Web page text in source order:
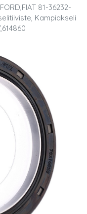
81-36232-
Kampiakseli